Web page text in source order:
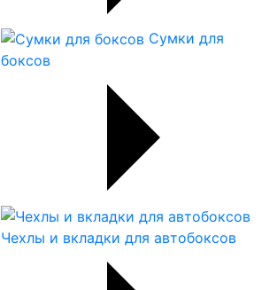
Сумки для
боксов
Чехлы и вкладки для автобоксов